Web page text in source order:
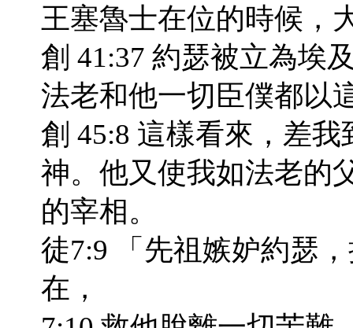
王塞魯士在位的時候，
創 41:37 約瑟被立為埃
法老和他一切臣僕都以
創 45:8 這樣看來，差
神。他又使我如法老的
的宰相。
徒7:9 「先祖嫉妒約瑟
在，